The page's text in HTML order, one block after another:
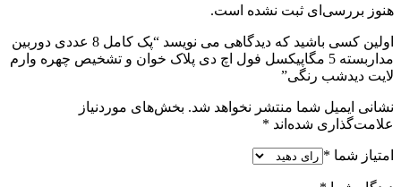
هنوز بررسی‌ای ثبت نشده است.
اولین کسی باشید که دیدگاهی می نویسد “پک کامل 8 عددی دوربین
مداربسته 5 مگاپیکسل فول اچ دی پلاک خوان و تشخیص چهره وارم
لایت دیدشب رنگی”
نشانی ایمیل شما منتشر نخواهد شد. بخش‌های موردنیاز
علامت‌گذاری شده‌اند *
امتیاز شما *